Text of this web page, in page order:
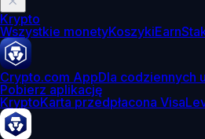
Krypto
Wszystkie monetyKoszykiEarn
Crypto.com AppDla codziennych
Pobierz aplikację
KryptoKarta przedpłacona Visa